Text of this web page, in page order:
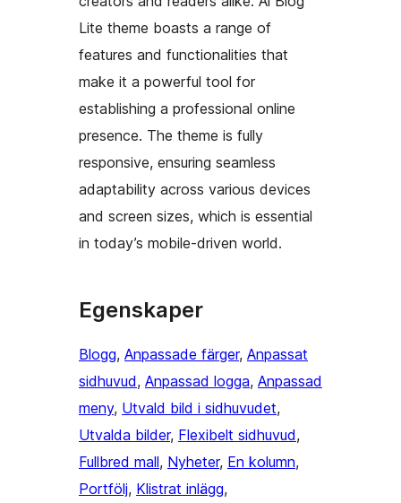
Lite theme boasts a range of
features and functionalities that
make it a powerful tool for
establishing a professional online
presence. The theme is fully
responsive, ensuring seamless
adaptability across various devices
and screen sizes, which is essential
in today’s mobile-driven world.
Egenskaper
Blogg, Anpassade färger, Anpassat
sidhuvud, Anpassad logga, Anpassad
meny, Utvald bild i sidhuvudet
Utvalda bilder, Flexibelt sidhuvud
Fullbred mall, Nyheter, En kolumn
Portfölj, Klistrat inlägg